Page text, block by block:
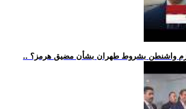
واشنطن بشروط طهران بشأن مضيق هرمز؟